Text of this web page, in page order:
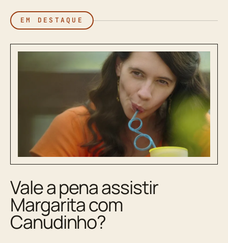
EM DESTAQUE
Vale a pena assistir
Margarita com
Canudinho?